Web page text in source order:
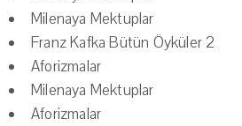
Milenaya Mektuplar
Franz Kafka Bütün Öyküler 2
Aforizmalar
Milenaya Mektuplar
Aforizmalar